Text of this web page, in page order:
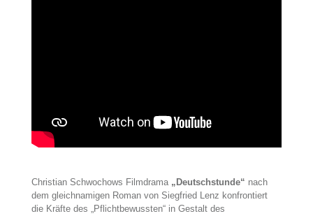
Christian Schwochows Filmdrama „Deutschstunde“ nach
dem gleichnamigen Roman von Siegfried Lenz konfrontiert
die Kräfte des „Pflichtbewussten“ in Gestalt des